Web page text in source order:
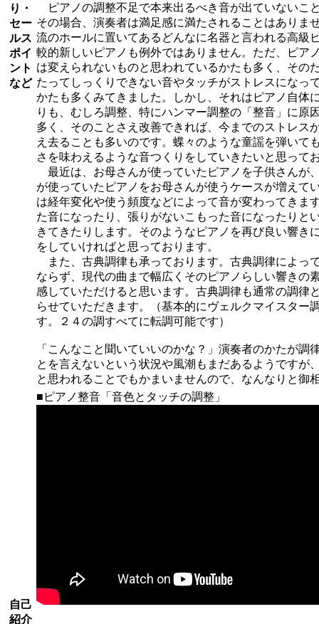
り・
セー
ルス
ポイ
ント
など
ピアノの調整不足で本来出るべき音が出ていないこ
その場合、演奏者は満足感に満たされることはありま
流のホールに置いてあるどんなに名器と言われる高級
較的新しいピアノも例外ではありません。ただ、ピア
は変えられないものと思われているかたも多く、その
たってしっくりできない音やタッチがストレスになっ
かたも多くみてきました。しかし、それはピアノ自体
りも、むしろ調整、特にハンマー調整の「整音」に原
多く、そのことさえ改善できれば、今までのストレス
え去ることも多いのです。蝶々のような童謡を弾いて
さを味わえるような音つくりをしていきたいと思って
最近は、お母さんが使っていたピアノを子供さんが
が使っていたピアノをお母さんが使うケースが増えて
は経年変化や使う頻度などによって音が変わってきま
た音になったり、張りがないこもった音になったりと
きてきたりします。そのようなピアノを再び良い響き
をしていければと思っております。
また、古典調律も承っております。古典調律によっ
ならず、現代の曲まで幅広くそのピアノらしい響きの
感していただけると思います。古典調律も通常の調律
らせていただきます。（基本的にヴェルクマイスター
す。２４の調すべてに転調可能です）
「こんなこと聞いていいのかな？」演奏者のかたが調
とを言えないという状況や風潮もまだあるようですが
と思われることでもかまいませんので、なんなりと御
自己
紹介
■ピアノ整音「音色とタッチの調整」